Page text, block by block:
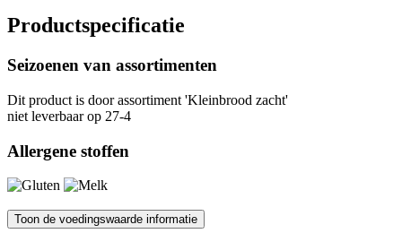
Productspecificatie
Seizoenen van assortimenten
Dit product is door assortiment 'Kleinbrood zacht'
niet leverbaar op 27-4
Allergene stoffen